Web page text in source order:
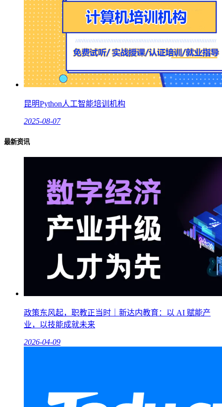
昆明Python人工智能培训机构
2025-08-07
最新资讯
政策东风起，职教正当时｜新达内教育：以 AI 赋能产
业，以技能成就未来
2026-04-09